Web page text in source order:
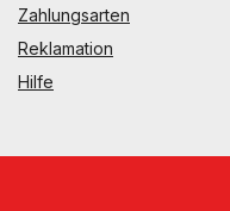
Zahlungsarten
Reklamation
Hilfe